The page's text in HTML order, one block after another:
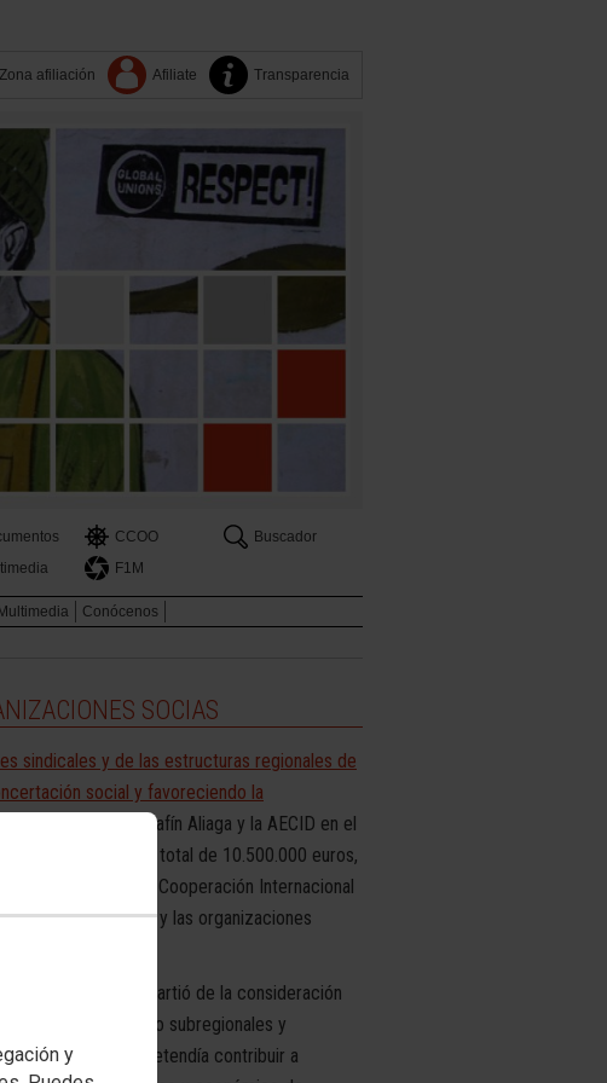
y
Zona afiliación Afiliate Transparencia
CCOO
Buscador
F1M
Conócenos
SOCIAS
sindicales y de las estructuras regionales de
social y favoreciendo la
y Solidaridad Serafín Aliaga y la AECID en el
supuso un coste total de 10.500.000 euros,
Española de Cooperación Internacional
Paz y Solidaridad y las organizaciones
el año 2012, partió de la consideración
nacionales como subregionales y
áreas. Se pretendía contribuir a